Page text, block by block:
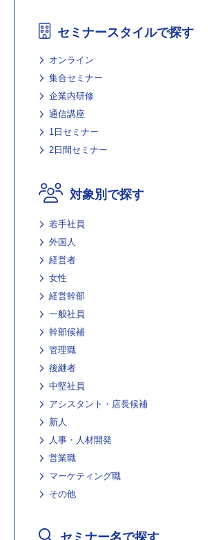
セミナースタイルで探す
オンライン
集合セミナー
企業内研修
通信講座
1日セミナー
2日間セミナー
対象別で探す
若手社員
外国人
経営者
女性
経営幹部
一般社員
幹部候補
管理職
後継者
中堅社員
アシスタント・店長候補
新人
人事・人材開発
営業職
マーケティング職
その他